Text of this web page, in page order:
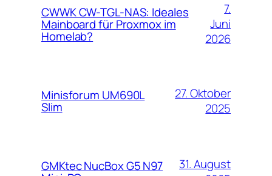
CWWK CW-TGL-NAS: Ideales
Mainboard für Proxmox im
Homelab?
7.
Juni
2026
Minisforum UM690L
Slim
27. Oktober
2025
GMKtec NucBox G5 N97
31. August